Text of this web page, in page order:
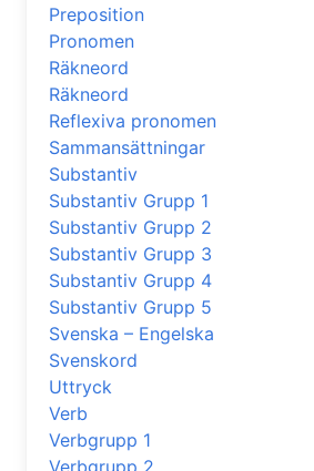
Preposition
Pronomen
Räkneord
Räkneord
Reflexiva pronomen
Sammansättningar
Substantiv
Substantiv Grupp 1
Substantiv Grupp 2
Substantiv Grupp 3
Substantiv Grupp 4
Substantiv Grupp 5
Svenska – Engelska
Svenskord
Uttryck
Verb
Verbgrupp 1
Verbgrupp 2